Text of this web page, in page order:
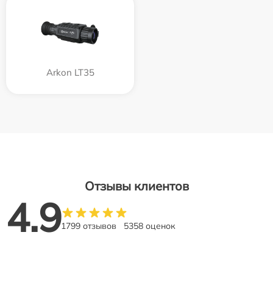
Arkon LT35
Отзывы клиентов
4.91799 отзывов 5358 оценок